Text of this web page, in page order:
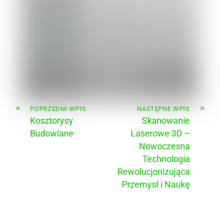
« POPRZEDNI WPIS
Kosztorysy
Budowlane
»
NASTĘPNE WPIS
Skanowanie
Laserowe 3D –
Nowoczesna
Technologia
Rewolucjonizująca
Przemysł i Naukę